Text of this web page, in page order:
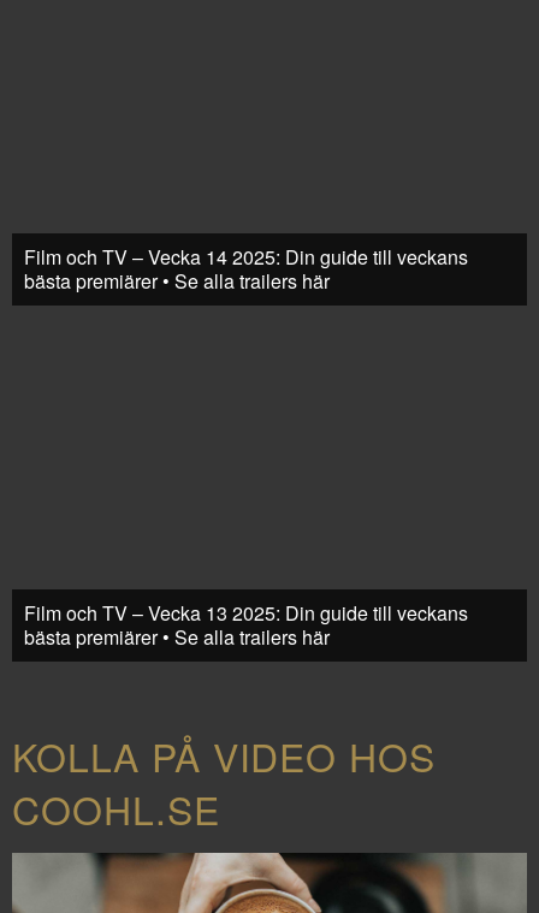
Film och TV – Vecka 14 2025: Din guide till veckans
bästa premiärer • Se alla trailers här
Film och TV – Vecka 13 2025: Din guide till veckans
bästa premiärer • Se alla trailers här
KOLLA PÅ VIDEO HOS
COOHL.SE